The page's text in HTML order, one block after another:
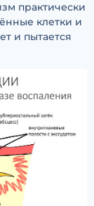
практически
клетки и
и пытается